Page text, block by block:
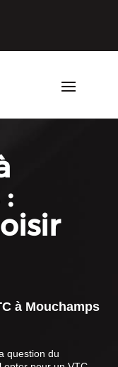
à Mouchamps
question du